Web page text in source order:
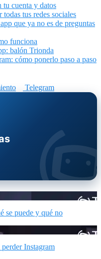
tu cuenta y datos
todas tus redes sociales
que ya no es de preguntas
funciona
balón Trionda
cómo ponerlo paso a paso
Telegram
se puede y qué no
Instagram